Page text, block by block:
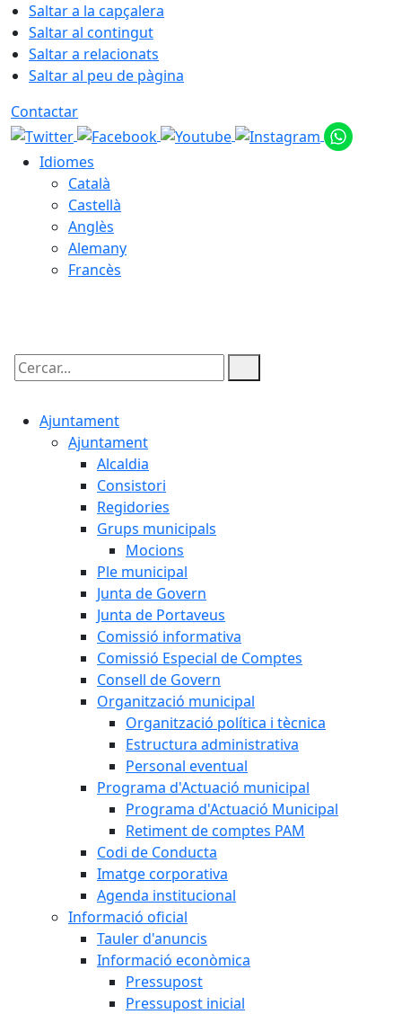
Saltar a la capçalera
Saltar al contingut
Saltar a relacionats
Saltar al peu de pàgina
Contactar
Idiomes
Català
Castellà
Anglès
Alemany
Francès
Cercar:
Ajuntament
Ajuntament
Alcaldia
Consistori
Regidories
Grups municipals
Mocions
Ple municipal
Junta de Govern
Junta de Portaveus
Comissió informativa
Comissió Especial de Comptes
Consell de Govern
Organització municipal
Organització política i tècnica
Estructura administrativa
Personal eventual
Programa d'Actuació municipal
Programa d'Actuació Municipal
Retiment de comptes PAM
Codi de Conducta
Imatge corporativa
Agenda institucional
Informació oficial
Tauler d'anuncis
Informació econòmica
Pressupost
Pressupost inicial